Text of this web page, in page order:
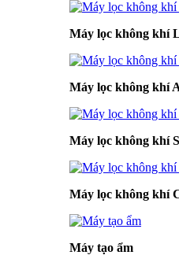
Máy lọc không khí
Máy lọc không khí
Máy lọc không khí
Máy lọc không khí
Máy tạo ẩm